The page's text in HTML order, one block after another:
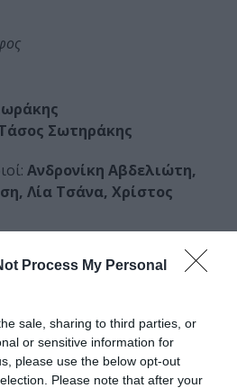
Process My Personal
sale, sharing to third parties, or
or sensitive information for
please use the below opt-out
Please note that after your
Σωτηράκης
Ανδρονίκη Αβδελιώτη,
Λία Τσάνα, Χρίστος